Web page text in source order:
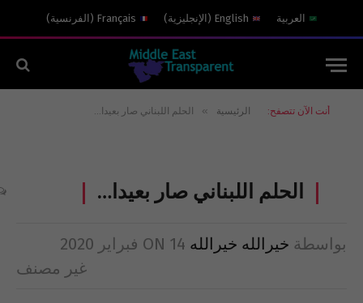
العربية English
( الإنجليزية)
Français
( الفرنسية)
أنت الآن تتصفح: الرئيسية » الحلم اللبناني صار بعيدا…
الحلم اللبناني صار بعيدا…
بواسطة خيرالله خيرالله ON 14 فبراير 2020
غير مصنف